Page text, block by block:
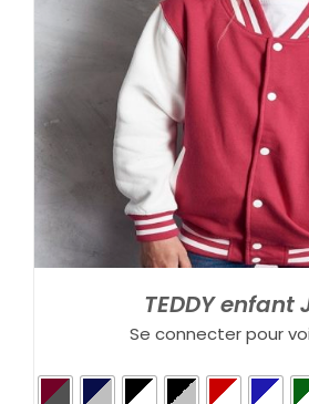
TEDDY enfant
Se connecter pour